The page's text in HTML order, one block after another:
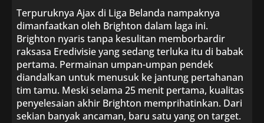
Terpuruknya Ajax di Liga Belanda nampaknya
dimanfaatkan oleh Brighton dalam laga ini.
Brighton nyaris tanpa kesulitan memborbardir
raksasa Eredivisie yang sedang terluka itu di babak
pertama. Permainan umpan-umpan pendek
diandalkan untuk menusuk ke jantung pertahanan
tim tamu. Meski selama 25 menit pertama, kualitas
penyelesaian akhir Brighton memprihatinkan. Dari
sekian banyak ancaman, baru satu yang on target.